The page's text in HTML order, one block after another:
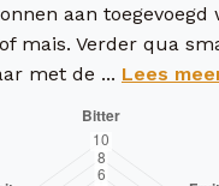
aan toegevoegd
mais. Verder qua
met de ... Lees